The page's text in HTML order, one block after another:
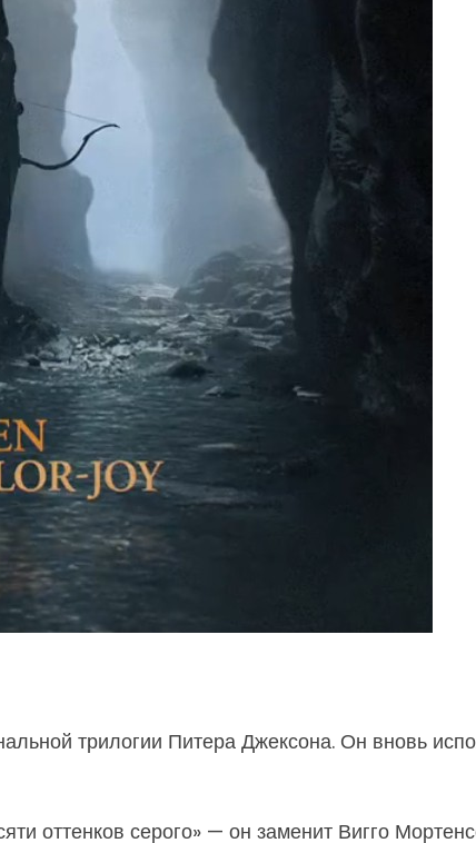
трилогии Питера Джексона. Он вновь
оттенков серого» — он заменит Вигго